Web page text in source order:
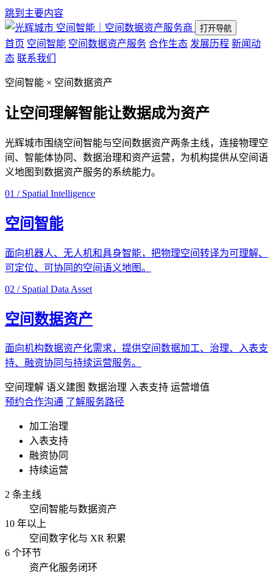
跳到主要内容
空间智能｜空间数据资产服务商
打开导航
首页 空间智能 空间数据资产服务 合作生态 发展历程 新闻动
态 联系我们
空间智能 × 空间数据资产
让空间理解智能让数据成为资产
光辉城市围绕空间智能与空间数据资产两条主线，连接物理空
间、智能体协同、数据治理和资产运营，为机构提供从空间语
义地图到数据资产服务的系统能力。
01 / Spatial Intelligence
空间智能
面向机器人、无人机和具身智能，把物理空间转译为可理解、
可定位、可协同的空间语义地图。
02 / Spatial Data Asset
空间数据资产
面向机构数据资产化需求，提供空间数据加工、治理、入表支
持、融资协同与持续运营服务。
空间理解 语义建图 数据治理 入表支持 运营增值
预约合作沟通 了解服务路径
加工治理
入表支持
融资协同
持续运营
2 条主线
空间智能与数据资产
10 年以上
空间数字化与 XR 积累
6 个环节
资产化服务闭环